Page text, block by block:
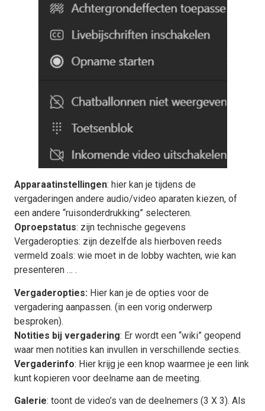
Apparaatinstellingen: hier kan je tijdens de
vergaderingen andere audio/video aparaten kiezen, of
een andere “ruisonderdrukking” selecteren.
Oproepstatus: zijn technische gegevens
Vergaderopties: zijn dezelfde als hierboven reeds
vermeld zoals: wie moet in de lobby wachten, wie kan
presenteren … .
Vergaderopties: Hier kan je de opties voor de
vergadering aanpassen. (in een vorig onderwerp
besproken).
Notities bij vergadering: Er wordt een “wiki” geopend
waar men notities kan invullen in verschillende secties.
Vergaderinfo: Hier krijg je een knop waarmee je een link
kunt kopieren voor deelname aan de meeting.
Galerie: toont de video’s van de deelnemers (3 X 3). Als